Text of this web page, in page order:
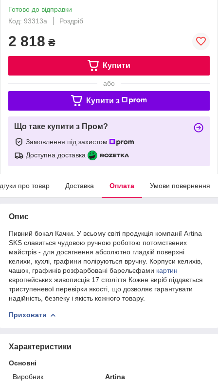
Готово до відправки
Код: 93313a
Роздріб
2 818 ₴
Купити
або
Купити з
Що таке купити з Пром?
Замовлення під захистом
Доступна доставка
про товар Доставка Оплата Умови повернення
Опис
Пивний бокал Качки. У всьому світі продукція компанії Artina
SKS славиться чудовою ручною роботою потомствених
майстрів - для досягнення абсолютно гладкій поверхні
келихи, кухлі, графини поліруються вручну. Корпуси келихів,
чашок, графинів розфарбовані барельєфами картин
європейських живописців 17 століття Кожне виріб піддається
триступеневої перевірки якості, що дозволяє гарантувати
надійність, безпеку і якість кожного товару.
Приховати
Характеристики
Основні
Виробник
Artina